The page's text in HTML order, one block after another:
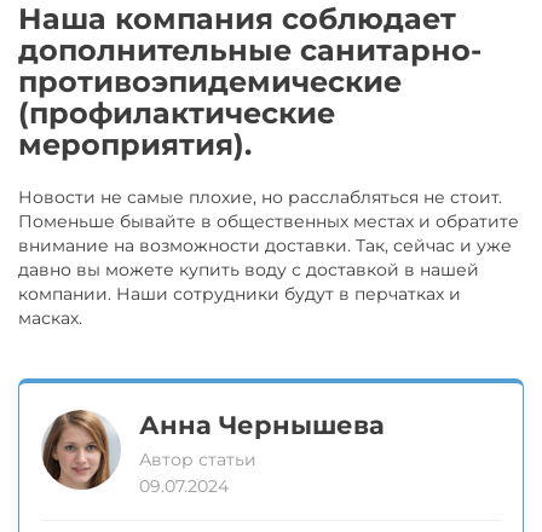
Наша компания соблюдает
дополнительные санитарно-
противоэпидемические
(профилактические
мероприятия).
Новости не самые плохие, но расслабляться не стоит.
Поменьше бывайте в общественных местах и обратите
внимание на возможности доставки. Так, сейчас и уже
давно вы можете купить воду с доставкой в нашей
компании. Наши сотрудники будут в перчатках и
масках.
Анна Чернышева
Автор статьи
09.07.2024